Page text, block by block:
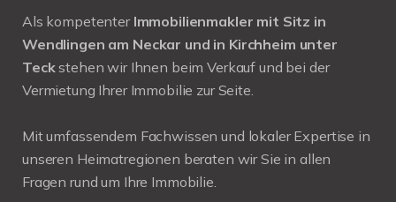
Als kompetenter Immobilienmakler mit Sitz in
Wendlingen am Neckar und in Kirchheim unter
Teckstehen wir Ihnen beim Verkauf und bei der
Vermietung Ihrer Immobilie zur Seite.
Mit umfassendem Fachwissen und lokaler Expertise in
unseren Heimatregionen beraten wir Sie in allen
Fragen rund um Ihre Immobilie.